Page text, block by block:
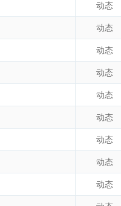
动态
动态
动态
动态
动态
动态
动态
动态
动态